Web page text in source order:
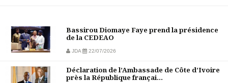
Bassirou Diomaye Faye prend la présidence
de la CEDEAO
JDA 22/07/2026
Déclaration de l’Ambassade de Côte d’Ivoire
près la République françai...